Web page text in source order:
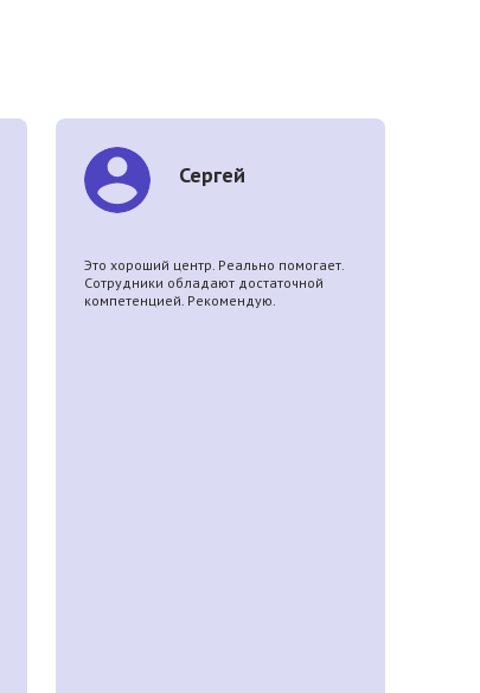
Сергей
Это хороший центр. Реально помогает.
Сотрудники обладают достаточной
компетенцией. Рекомендую.